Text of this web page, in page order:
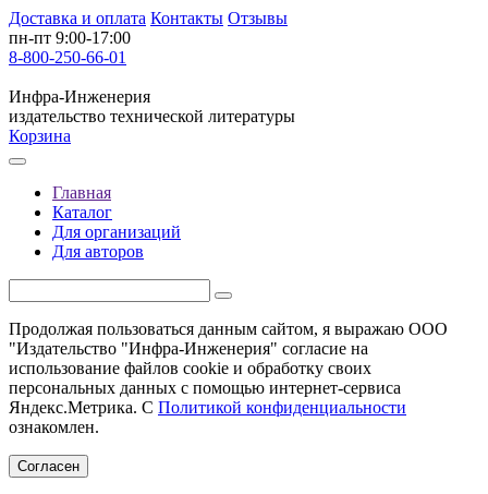
Доставка и оплата Контакты Отзывы
пн-пт 9:00-17:00
8-800-250-66-01
Инфра-Инженерия
издательство технической литературы
Корзина
Главная
Каталог
Для организаций
Для авторов
Продолжая пользоваться данным сайтом, я выражаю ООО
"Издательство "Инфра-Инженерия" согласие на
использование файлов cookie и обработку своих
персональных данных с помощью интернет-сервиса
Яндекс.Метрика. С Политикой конфиденциальности
ознакомлен.
Согласен